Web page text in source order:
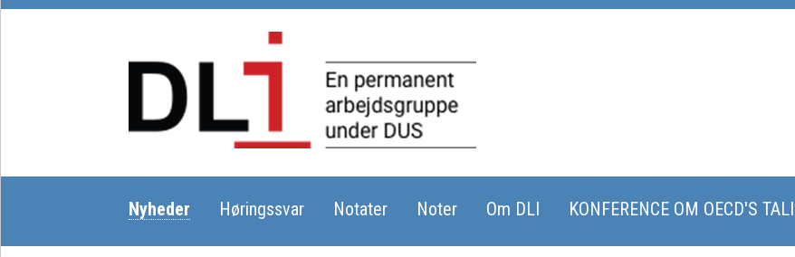
Nyheder Høringssvar Notater Noter Om DLI KONFERENCE OM OECD'S